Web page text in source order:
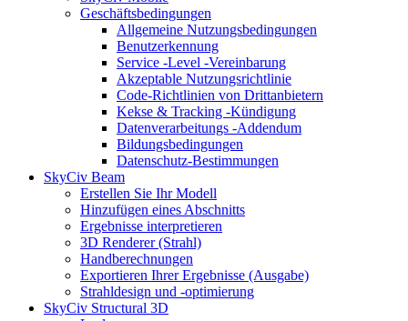
Geschäftsbedingungen
Allgemeine Nutzungsbedingungen
Benutzerkennung
Service -Level -Vereinbarung
Akzeptable Nutzungsrichtlinie
Code-Richtlinien von Drittanbietern
Kekse & Tracking -Kündigung
Datenverarbeitungs -Addendum
Bildungsbedingungen
Datenschutz-Bestimmungen
SkyCiv Beam
Erstellen Sie Ihr Modell
Hinzufügen eines Abschnitts
Ergebnisse interpretieren
3D Renderer (Strahl)
Handberechnungen
Exportieren Ihrer Ergebnisse (Ausgabe)
Strahldesign und -optimierung
SkyCiv Structural 3D